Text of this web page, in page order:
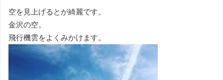
空を見上げるとが綺麗です。
金沢の空。
飛行機雲をよくみかけます。